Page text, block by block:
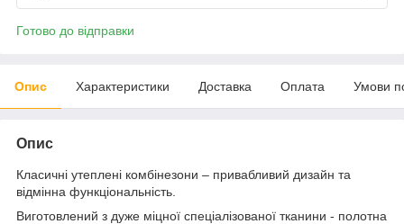
Готово до відправки
Опис Характеристики Доставка Оплата Умови
Опис
Класичні утеплені комбінезони – привабливий дизайн та
відмінна функціональність.
Виготовлений з дуже міцної спеціалізованої тканини - полотна